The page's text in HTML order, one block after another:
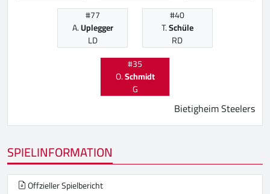
#77
A.Uplegger
LD
#40
T.Schüle
RD
#35
O.Schmidt
G
Bietigheim Steelers
SPIELINFORMATION
Offzieller Spielbericht